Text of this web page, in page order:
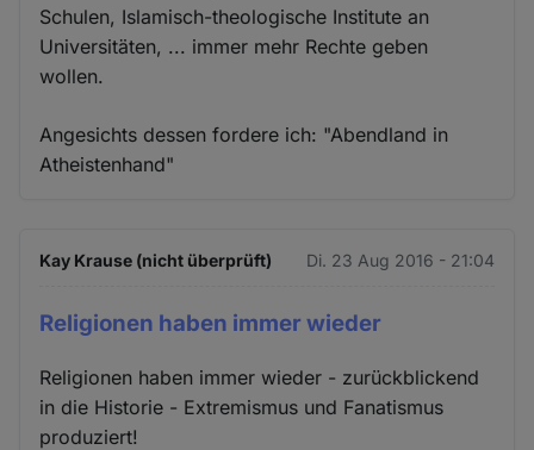
Schulen, Islamisch-theologische Institute an
Universitäten, ... immer mehr Rechte geben
wollen.
Angesichts dessen fordere ich: "Abendland in
Atheistenhand"
Kay Krause (nicht überprüft) Di. 23 Aug 2016 - 21:04
Religionen haben immer wieder
Religionen haben immer wieder - zurückblickend
in die Historie - Extremismus und Fanatismus
produziert!